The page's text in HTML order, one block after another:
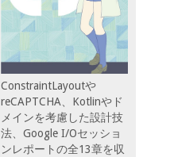
ConstraintLayoutや
reCAPTCHA、Kotlinやド
メインを考慮した設計技
法、Google I/Oセッショ
ンレポートの全13章を収